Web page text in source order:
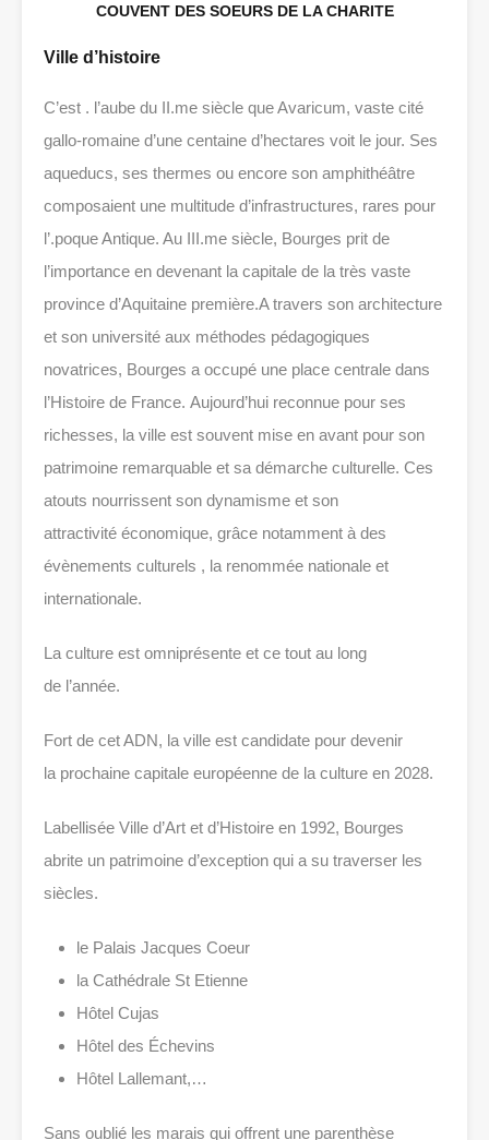
COUVENT DES SOEURS DE LA CHARITE
Ville d’histoire
C’est . l’aube du II.me siècle que Avaricum, vaste cité
gallo-romaine d’une centaine d’hectares voit le jour. Ses
aqueducs, ses thermes ou encore son amphithéâtre
composaient une multitude d’infrastructures, rares pour
l’.poque Antique. Au III.me siècle, Bourges prit de
l’importance en devenant la capitale de la très vaste
province d’Aquitaine première.A travers son architecture
et son université aux méthodes pédagogiques
novatrices, Bourges a occupé une place centrale dans
l’Histoire de France. Aujourd’hui reconnue pour ses
richesses, la ville est souvent mise en avant pour son
patrimoine remarquable et sa démarche culturelle. Ces
atouts nourrissent son dynamisme et son
attractivité économique, grâce notamment à des
évènements culturels , la renommée nationale et
internationale.
La culture est omniprésente et ce tout au long
de l’année.
Fort de cet ADN, la ville est candidate pour devenir
la prochaine capitale européenne de la culture en 2028.
Labellisée Ville d’Art et d’Histoire en 1992, Bourges
abrite un patrimoine d’exception qui a su traverser les
siècles.
le Palais Jacques Coeur
la Cathédrale St Etienne
Hôtel Cujas
Hôtel des Échevins
Hôtel Lallemant,…
Sans oublié les marais qui offrent une parenthèse